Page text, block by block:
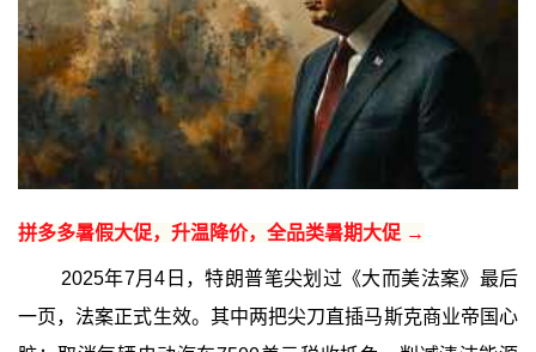
拼多多暑假大促，升温降价，全品类暑期大促 →
2025年7月4日，特朗普笔尖划过《大而美法案》最后
一页，法案正式生效。其中两把尖刀直插马斯克商业帝国心